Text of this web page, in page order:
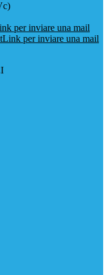
per inviare una mail
Link per inviare una mail